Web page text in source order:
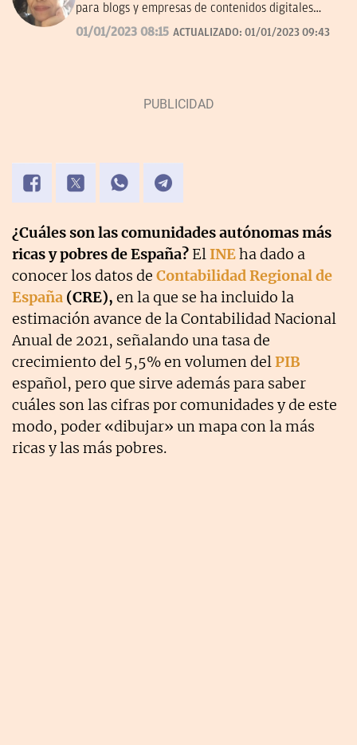
para blogs y empresas de contenidos digitales
desde 2007.
01/01/2023 08:15 ACTUALIZADO: 01/01/2023 09:43
¿Cuáles son las comunidades autónomas más
ricas y pobres de España? ElINEha dado a
conocer los datos de Contabilidad Regional de
España (CRE), en la que se ha incluido la
estimación avance de la Contabilidad Nacional
Anual de 2021, señalando una tasa de
crecimiento del 5,5% en volumen delPIB
español, pero que sirve además para saber
cuáles son las cifras por comunidades y de este
modo, poder «dibujar» un mapa con la más
ricas y las más pobres.